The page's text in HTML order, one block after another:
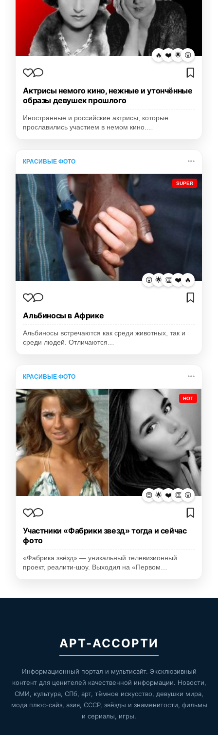
🔥 ❤️ 🌟 😮
Актрисы немого кино, нежные и утончённые
образы девушек прошлого
Иностранные и российские актрисы, которые
прославились участием в немом кино.…
КРАСИВЫЕ ФОТО
SUPER
😮 🌟 👏 ❤️ 🔥
Альбиносы в Африке
Альбиносы встречаются как среди животных, так и
среди людей. Отличаются…
КРАСИВЫЕ ФОТО
HOT
😍 🌟 ❤️ 👏 😮
Участники «Фабрики звезд» тогда и сейчас
фото
«Фабрика звёзд» — уникальный телевизионный
проект, реалити-шоу. Выходил на «Первом…
АРТ-АССОРТИ
Информационный портал и мультисайт. Эксклюзивный
контент для ценителей качественной информации. Новости,
СМИ, культура, СПб, арт, тёмное искусство, девушки мира,
мода плюс-сайз, азия, СССР, звёзды и знаменитости, фильмы
и сериалы, игры.